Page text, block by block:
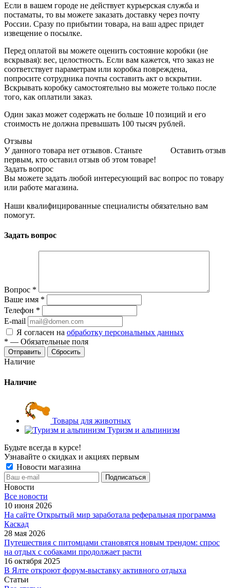
Если в вашем городе не действует курьерская служба и
постаматы, то вы можете заказать доставку через почту
России. Сразу по прибытии товара, на ваш адрес придет
извещение о посылке.
Перед оплатой вы можете оценить состояние коробки (не
вскрывая): вес, целостность. Если вам кажется, что заказ не
соответствует параметрам или коробка повреждена,
попросите сотрудника почты составить акт о вскрытии.
Вскрывать коробку самостоятельно вы можете только после
того, как оплатили заказ.
Один заказ может содержать не больше 10 позиций и его
стоимость не должна превышать 100 тысяч рублей.
Отзывы
Оставить отзыв
У данного товара нет отзывов. Станьте
первым, кто оставил отзыв об этом товаре!
Задать вопрос
Вы можете задать любой интересующий вас вопрос по товару
или работе магазина.
Наши квалифицированные специалисты обязательно вам
помогут.
Задать вопрос
Вопрос *
Ваше имя *
Телефон *
E-mail
Я согласен на обработку персональных данных
* — Обязательные поля
Отправить Сбросить
Наличие
Наличие
Товары для животных
Туризм и альпинизм
Будьте всегда в курсе!
Узнавайте о скидках и акциях первым
Новости магазина
Новости
Все новости
10 июня 2026
На сайте Открытый мир заработала реферальная программа
Каскад
28 мая 2026
Путешествия с питомцами становятся новым трендом: спрос
на отдых с собаками продолжает расти
16 октября 2025
В Ялте откроют форум-выставку активного отдыха
Статьи